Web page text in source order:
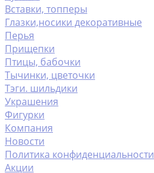
Вставки, топперы
Глазки,носики декоративные
Перья
Прищепки
Птицы, бабочки
Тычинки, цветочки
Тэги. шильдики
Украшения
Фигурки
Компания
Новости
Политика конфиденциальности
Акции